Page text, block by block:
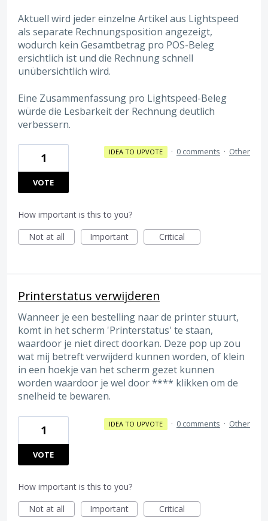
Aktuell wird jeder einzelne Artikel aus Lightspeed
als separate Rechnungsposition angezeigt,
wodurch kein Gesamtbetrag pro POS-Beleg
ersichtlich ist und die Rechnung schnell
unübersichtlich wird.
Eine Zusammenfassung pro Lightspeed-Beleg
würde die Lesbarkeit der Rechnung deutlich
verbessern.
1
VOTE
IDEA TO UPVOTE · 0 comments · Other
How important is this to you?
Not at all
Important Critical
Printerstatus verwijderen
Wanneer je een bestelling naar de printer stuurt,
komt in het scherm 'Printerstatus' te staan,
waardoor je niet direct doorkan. Deze pop up zou
wat mij betreft verwijderd kunnen worden, of klein
in een hoekje van het scherm gezet kunnen
worden waardoor je wel door **** klikken om de
snelheid te bewaren.
1
VOTE
IDEA TO UPVOTE · 0 comments · Other
How important is this to you?
Not at all
Important Critical